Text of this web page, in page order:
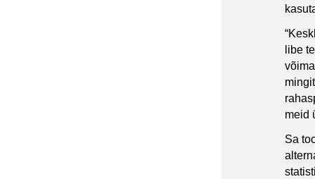
libe
meid
Sa